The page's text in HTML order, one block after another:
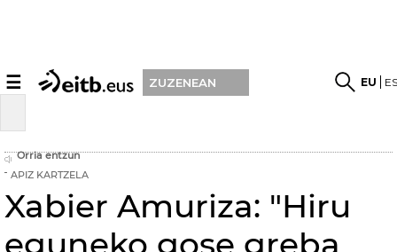
☰ ZUZENEAN EU
Orria entzun
APIZ KARTZELA
Xabier Amuriza: "Hiru
eguneko gose greba